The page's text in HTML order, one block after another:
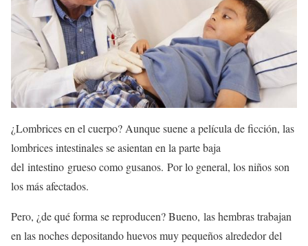
¿Lombrices en el cuerpo? Aunque suene a película de ficción, las
lombrices intestinales se asientan en la parte baja
del intestino grueso como gusanos. Por lo general, los niños son
los más afectados.
Pero, ¿de qué forma se reproducen? Bueno, las hembras trabajan
en las noches depositando huevos muy pequeños alrededor del